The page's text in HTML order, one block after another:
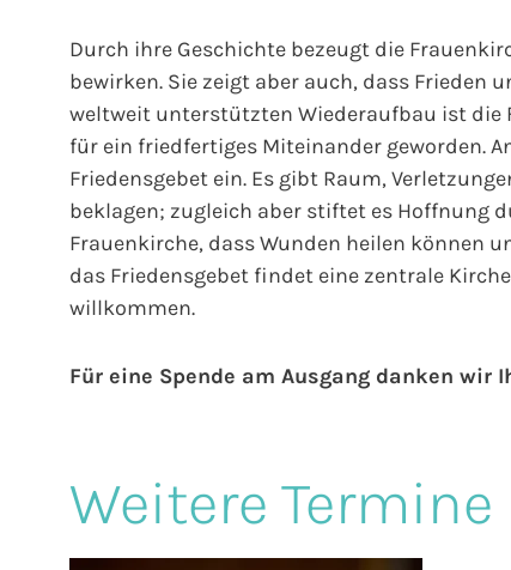
Durch ihre Geschichte bezeugt die
bewirken. Sie zeigt aber auch, dass Frieden
weltweit unterstützten Wiederaufbau ist
für ein friedfertiges Miteinander geworden.
Friedensgebet ein. Es gibt Raum,
beklagen; zugleich aber stiftet es Hoffnung
Frauenkirche, dass Wunden heilen können
das Friedensgebet findet eine zentrale
willkommen.
Für eine Spende am Ausgang danken wir
Weitere Termine